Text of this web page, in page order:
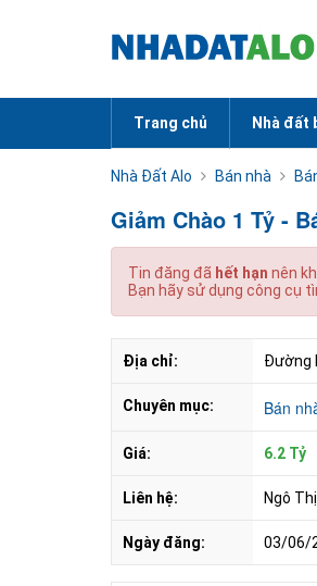
Trang chủ Nhà đất
Nhà Đất Alo Bán nhà
Giảm Chào 1 Tỷ -
Tin đăng đã hết hạn nên
Bạn hãy sử dụng công cụ
Địa chỉ: Đường
Chuyên mục: Bán
Giá: 6.2 Tỷ
Liên hệ: Ngô
Ngày đăng: 03/06/